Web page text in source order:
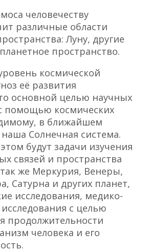
человечеству
различные области
Луну, другие
пространство.
космической
её развития
основной целью научных
помощью космических
в ближайшем
Солнечная система.
будут задачи изучения
связей и пространства
же Меркурия, Венеры,
Сатурна и других планет,
исследования, медико-
с целью
продолжительности
человека и его